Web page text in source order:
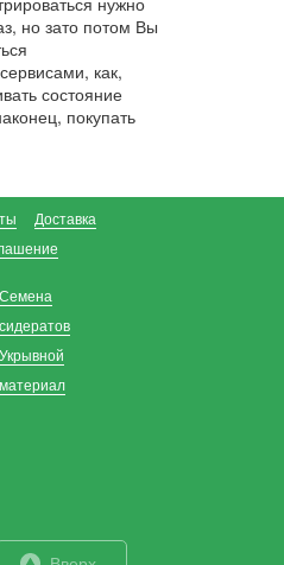
но зато потом Вы
как,
состояние
покупать
Доставка
Семена
сидератов
Укрывной
материал